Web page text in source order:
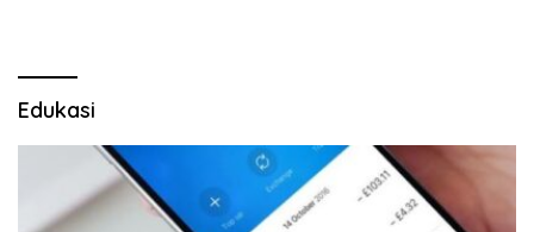
Edukasi